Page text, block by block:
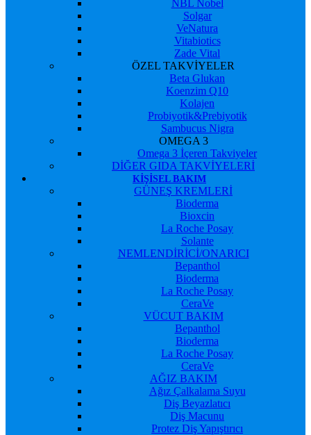
NBL Nobel
Solgar
VeNatura
Vitabiotics
Zade Vital
ÖZEL TAKVİYELER
Beta Glukan
Koenzim Q10
Kolajen
Probiyotik&Prebiyotik
Sambucus Nigra
OMEGA 3
Omega 3 İçeren Takviyeler
DİĞER GIDA TAKVİYELERİ
KIŞISEL BAKIM
GÜNEŞ KREMLERİ
Bioderma
Bioxcin
La Roche Posay
Solante
NEMLENDİRİCİ/ONARICI
Bepanthol
Bioderma
La Roche Posay
CeraVe
VÜCUT BAKIM
Bepanthol
Bioderma
La Roche Posay
CeraVe
AĞIZ BAKIM
Ağız Çalkalama Suyu
Diş Beyazlatıcı
Diş Macunu
Protez Diş Yapıştırıcı